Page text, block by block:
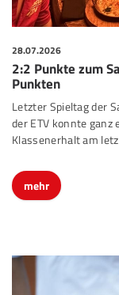
28.07.2026
2:2 Punkte zum
Punkten
Letzter Spieltag der
der ETV konnte
Klassenerhalt am
mehr